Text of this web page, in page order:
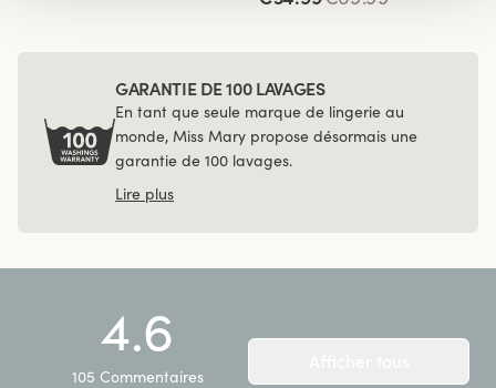
GARANTIE DE 100 LAVAGES
En tant que seule marque de lingerie au
monde, Miss Mary propose désormais une
garantie de 100 lavages.
Lire plus
4.6
105 Commentaires